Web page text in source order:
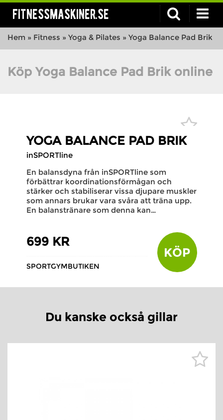
fitnessmaskiner.se
Hem » Fitness » Yoga & Pilates » Yoga Balance Pad Brik
Köp Yoga Balance Pad Brik online
YOGA BALANCE PAD BRIK
inSPORTline
En balansdyna från inSPORTline som
förbättrar koordinationsförmågan och
stärker och stabiliserar vissa djupare muskler
som annars brukar vara svåra att träna upp.
En balanstränare som denna kan…
699 KR
SPORTGYMBUTIKEN
KÖP
Du kanske också gillar